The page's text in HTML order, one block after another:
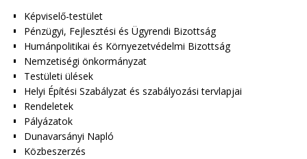
Képviselő-testület
Pénzügyi, Fejlesztési és Ügyrendi Bizottság
Humánpolitikai és Környezetvédelmi Bizottság
Nemzetiségi önkormányzat
Testületi ülések
Helyi Építési Szabályzat és szabályozási tervlapjai
Rendeletek
Pályázatok
Dunavarsányi Napló
Közbeszerzés